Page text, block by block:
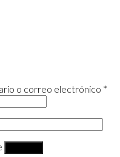
o correo electrónico *